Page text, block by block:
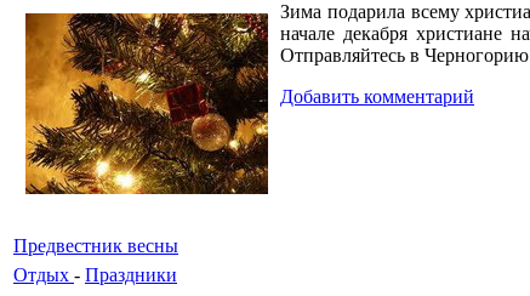
Зима подарила всему
начале декабря христиане
Отправляйтесь в
Добавить комментарий
Предвестник весны
Отдых - Праздники